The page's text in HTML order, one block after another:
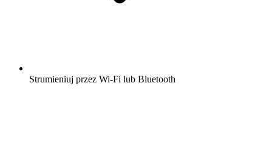
Strumieniuj przez Wi-Fi lub Bluetooth